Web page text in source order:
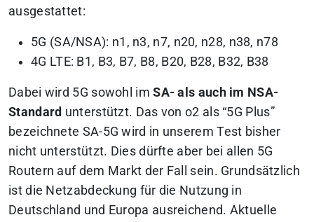
ausgestattet:
5G (SA/NSA): n1, n3, n7, n20, n28, n38, n78
4G LTE: B1, B3, B7, B8, B20, B28, B32, B38
Dabei wird 5G sowohl imSA- als auch im NSA-
Standard unterstützt. Das von o2 als “5G Plus”
bezeichnete SA-5G wird in unserem Test bisher
nicht unterstützt. Dies dürfte aber bei allen 5G
Routern auf dem Markt der Fall sein. Grundsätzlich
ist die Netzabdeckung für die Nutzung in
Deutschland und Europa ausreichend. Aktuelle